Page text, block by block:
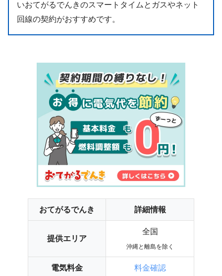
いおてがるでんきのスマートタイムとガスやネット
回線の契約がおすすめです。
おてがるでんき 詳細情報
提供エリア
全国
沖縄と離島を除く
電気料金 料金確認